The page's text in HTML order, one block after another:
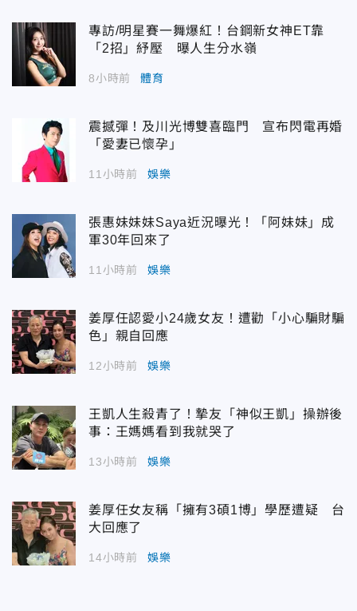
專訪/明星賽一舞爆紅！台鋼新女神ET靠
「2招」紓壓 曝人生分水嶺
8小時前 體育
震撼彈！及川光博雙喜臨門 宣布閃電再婚
「愛妻已懷孕」
11小時前 娛樂
張惠妹妹妹Saya近況曝光！「阿妹妹」成
軍30年回來了
11小時前 娛樂
姜厚任認愛小24歲女友！遭勸「小心騙財騙
色」親自回應
12小時前 娛樂
王凱人生殺青了！摯友「神似王凱」操辦後
事：王媽媽看到我就哭了
13小時前 娛樂
姜厚任女友稱「擁有3碩1博」學歷遭疑 台
大回應了
14小時前 娛樂